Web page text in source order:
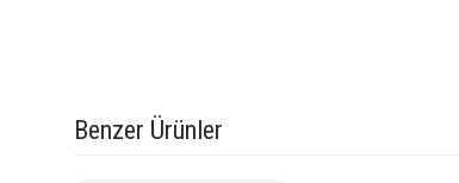
Benzer Ürünler